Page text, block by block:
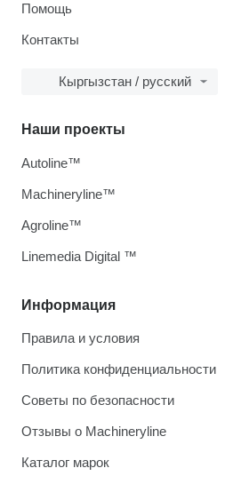
Помощь
Контакты
Кыргызстан / русский
Информация
Правила и условия
Политика конфиденциальности
Советы по безопасности
Отзывы о Machineryline
Каталог марок
Наши проекты
Autoline™
Machineryline™
Agroline™
Linemedia Digital ™